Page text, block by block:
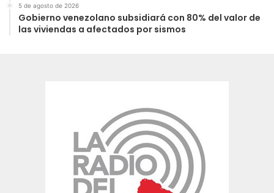
5 de agosto de 2026
Gobierno venezolano subsidiará con 80% del valor de
las viviendas a afectados por sismos